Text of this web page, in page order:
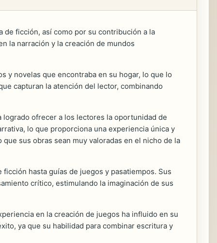
ficción, así como por su contribución a la
la narración y la creación de mundos
y novelas que encontraba en su hogar, lo que lo
capturan la atención del lector, combinando
logrado ofrecer a los lectores la oportunidad de
lo que proporciona una experiencia única y
sus obras sean muy valoradas en el nicho de la
hasta guías de juegos y pasatiempos. Sus
crítico, estimulando la imaginación de sus
en la creación de juegos ha influido en su
ya que su habilidad para combinar escritura y